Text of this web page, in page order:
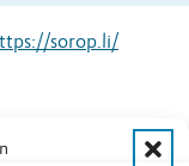
sorop.li/